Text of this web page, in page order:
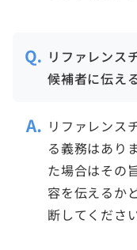
リファレンス
候補者に伝え
リファレンス
る義務はあり
た場合はその
容を伝えるか
断してください